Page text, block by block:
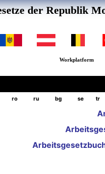
der Republik
Workplatform
ro ru bg se tr